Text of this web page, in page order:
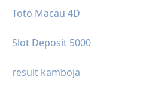
Toto Macau 4D
Slot Deposit 5000
result kamboja